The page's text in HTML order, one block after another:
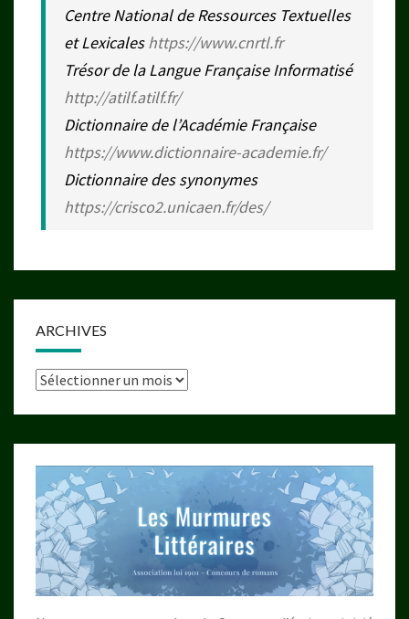
Centre National de Ressources Textuelles
et Lexicaleshttps://www.cnrtl.fr
Trésor de la Langue Française Informatisé
http://atilf.atilf.fr/
Dictionnaire de l’Académie Française
https://www.dictionnaire-academie.fr/
Dictionnaire des synonymes
https://crisco2.unicaen.fr/des/
ARCHIVES
Archives